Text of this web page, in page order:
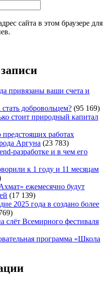
сайта в этом браузере для
привязаны ваши счета и
добровольцем? (95 169)
стоит природный капитал
работах
Аргуна (23 783)
разработке и в чем его
к 1 году и 11 месяцам
ежемесячно будут
(17 139)
2025 года в создано более
слёт Всемирного фестиваля
программа «Школа